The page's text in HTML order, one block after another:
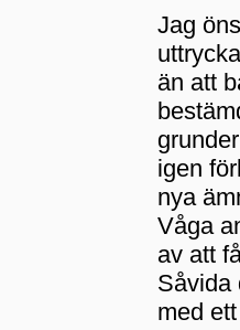
Jag
än att
igen
nya
Våga
av att
Såvida
med